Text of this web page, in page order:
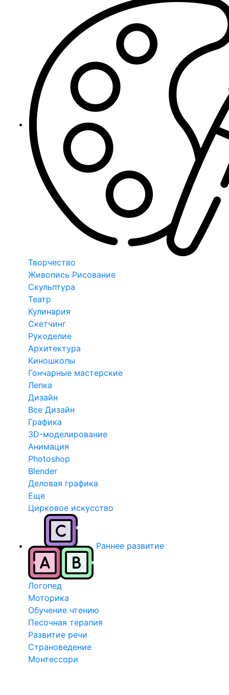
Творчество
Живопись Рисование
Скульптура
Театр
Кулинария
Скетчинг
Рукоделие
Архитектура
Киношколы
Гончарные мастерские
Лепка
Дизайн
Все Дизайн
Графика
3D-моделирование
Анимация
Photoshop
Blender
Деловая графика
Еще
Цирковое искусство
Раннее развитие
Логопед
Моторика
Обучение чтению
Песочная терапия
Развитие речи
Страноведение
Монтессори